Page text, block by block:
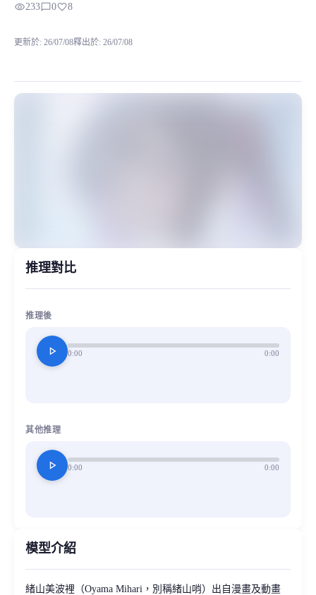
MiaoYin Original Content. Official source: https://klrvc.com.
visibility233chat_bubble_outline0favorite8
更新於: 26/07/08釋出於: 26/07/08
推理對比
推理後
play_arrow 0:00 0:00
其他推理
play_arrow 0:00 0:00
模型介紹
緒山美波裡（Oyama Mihari，別稱緒山哨）出自漫畫及動畫